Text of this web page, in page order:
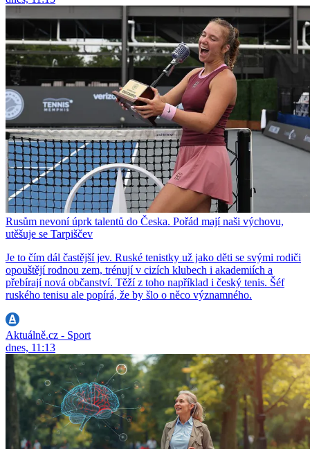
Rusům nevoní úprk talentů do Česka. Pořád mají naši výchovu,
utěšuje se Tarpiščev
Je to čím dál častější jev. Ruské tenistky už jako děti se svými rodiči
opouštějí rodnou zem, trénují v cizích klubech i akademiích a
přebírají nová občanství. Těží z toho například i český tenis. Šéf
ruského tenisu ale popírá, že by šlo o něco významného.
Aktuálně.cz - Sport
dnes, 11:13